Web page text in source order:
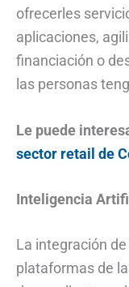
ofrecerles
aplicaciones,
financiación o
las personas
Le puede
sector retail de
Inteligencia
La integración
plataformas de